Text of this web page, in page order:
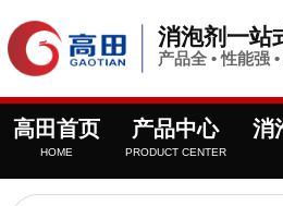
消泡剂一站
产品全 • 性能强
高田首页
HOME
产品中心
PRODUCT CENTER
消